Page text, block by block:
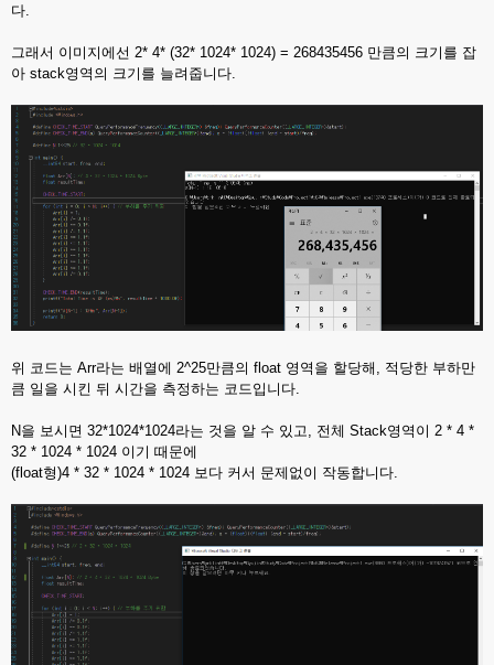
다.
그래서 이미지에선 2* 4* (32* 1024* 1024) = 268435456 만큼의 크기를 잡
아 stack영역의 크기를 늘려줍니다.
위 코드는 Arr라는 배열에 2^25만큼의 float 영역을 할당해, 적당한 부하만
큼 일을 시킨 뒤 시간을 측정하는 코드입니다.
N을 보시면 32*1024*1024라는 것을 알 수 있고, 전체 Stack영역이 2 * 4 *
32 * 1024 * 1024 이기 때문에
(float형)4 * 32 * 1024 * 1024 보다 커서 문제없이 작동합니다.